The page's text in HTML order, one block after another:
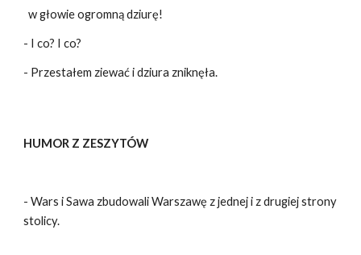
w głowie ogromną dziurę!
- I co? I co?
- Przestałem ziewać i dziura zniknęła.
HUMOR Z ZESZYTÓW
- Wars i Sawa zbudowali Warszawę z jednej i z drugiej strony
stolicy.